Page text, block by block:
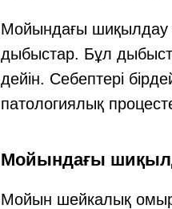
Мойындағы шиқылдау
дыбыстар. Бұл
дейін. Себептері
патологиялық
Мойындағы
Мойын шейкалық